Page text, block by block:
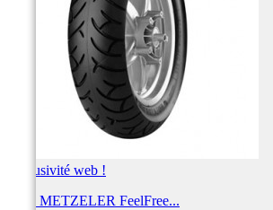
Exclusivité web !
Pneu METZELER FeelFree...